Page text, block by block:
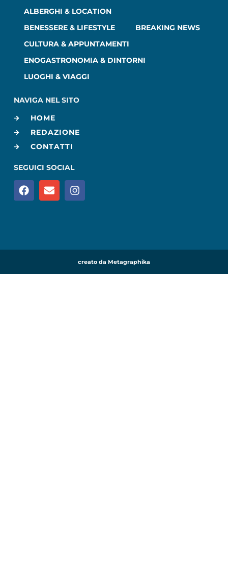
ALBERGHI & LOCATION
BENESSERE & LIFESTYLE
BREAKING NEWS
CULTURA & APPUNTAMENTI
ENOGASTRONOMIA & DINTORNI
LUOGHI & VIAGGI
NAVIGA NEL SITO
HOME
REDAZIONE
CONTATTI
SEGUICI SOCIAL
creato da Metagraphika